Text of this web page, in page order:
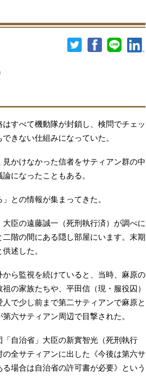
すべて機動隊が封鎖し、検問でチェッ
きない仕組みになっていた。
かけなかった信者をサティアン群の中
になったこともある。
との情報が集まってきた。
臣の遠藤誠一（死刑執行済）が調べに
階の間にある隠し部屋にいます。末期
述した。
ら監視を続けていると、当時、麻原の
の家族たちや、平田信（現・服役囚）
で少し前まで第二サティアンで麻原と
六サティアン周辺で目撃された。
自治省」大臣の新實智光（死刑執行
全サティアンに出した《今後は第六サ
場合は自治省の許可書が必要》という